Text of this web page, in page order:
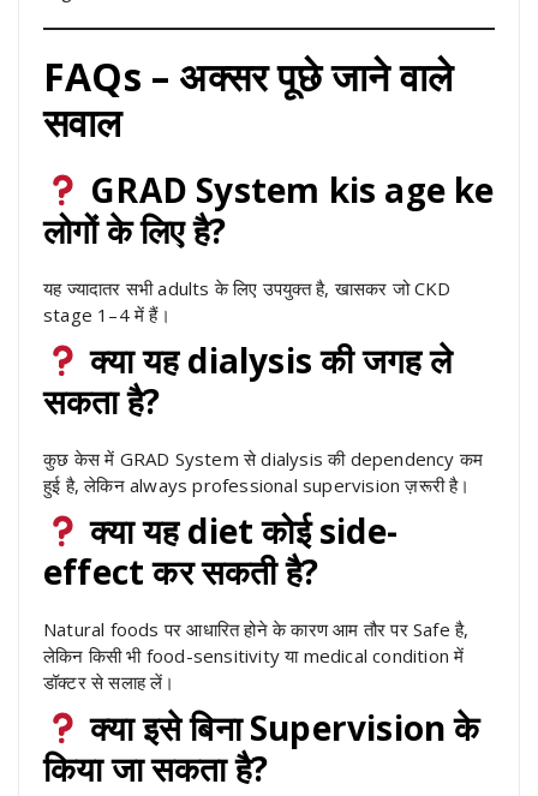
FAQs – अक्सर पूछे जाने वाले
सवाल
GRAD System kis age ke
लोगों के लिए है?
यह ज्यादातर सभी adults के लिए उपयुक्त है, खासकर जो CKD
stage 1–4 में हैं।
क्या यह dialysis की जगह ले
सकता है?
कुछ केस में GRAD System से dialysis की dependency कम
हुई है, लेकिन always professional supervision ज़रूरी है।
क्या यह diet कोई side-
effect कर सकती है?
Natural foods पर आधारित होने के कारण आम तौर पर Safe है,
लेकिन किसी भी food-sensitivity या medical condition में
डॉक्टर से सलाह लें।
क्या इसे बिना Supervision के
किया जा सकता है?